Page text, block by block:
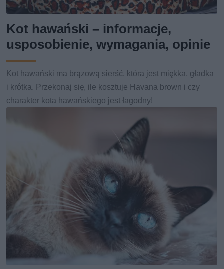
Kot hawański – informacje,
usposobienie, wymagania, opinie
Kot hawański ma brązową sierść, która jest miękka, gładka
i krótka. Przekonaj się, ile kosztuje Havana brown i czy
charakter kota hawańskiego jest łagodny!